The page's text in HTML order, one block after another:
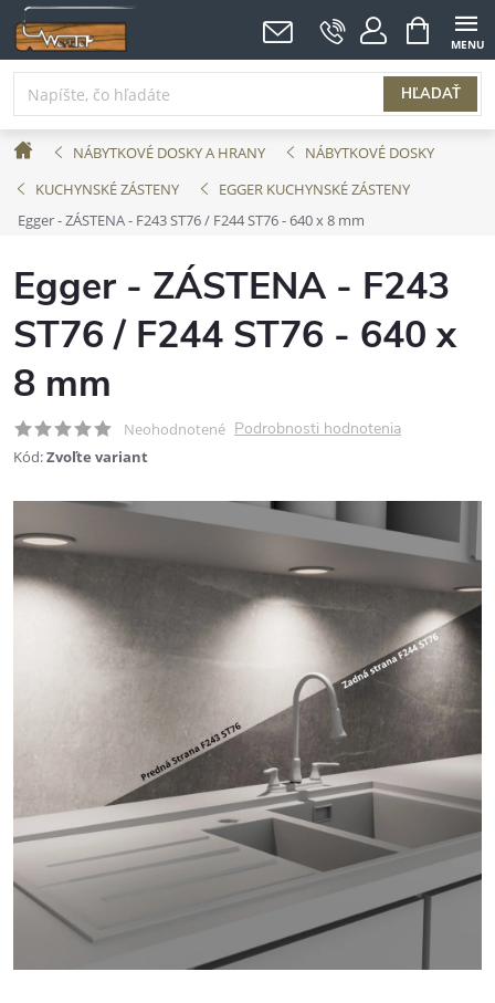
Prejsť
na
obsah
HĽADAŤ
NÁKUPNÝ
KOŠÍK
DomovNÁBYTKOVÉ DOSKY A HRANY
NÁBYTKOVÉ DOSKY
KUCHYNSKÉ ZÁSTENY
EGGER KUCHYNSKÉ ZÁSTENY
Egger - ZÁSTENA - F243 ST76 / F244 ST76 - 640 x 8 mm
Egger - ZÁSTENA - F243
ST76 / F244 ST76 - 640 x
8 mm
Neohodnotené Podrobnosti hodnotenia
Kód:Zvoľte variant